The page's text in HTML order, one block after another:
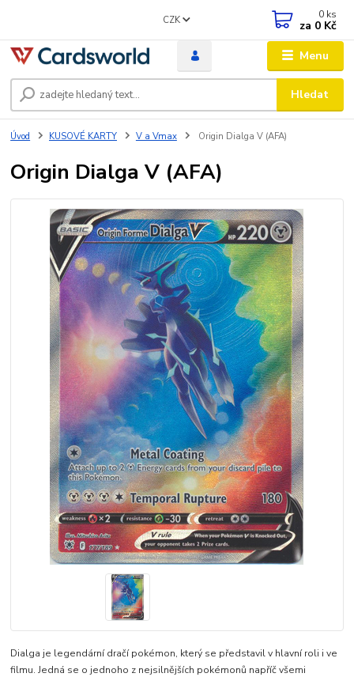
Menu
CZK
Hledat
0 ks
za 0 Kč
Úvod KUSOVÉ KARTY V a Vmax Origin Dialga V (AFA)
Origin Dialga V (AFA)
Dialga je legendární dračí pokémon, který se představil v hlavní roli i ve
filmu. Jedná se o jednoho z nejsilnějších pokémonů napříč všemi